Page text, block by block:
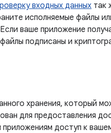
входных данных так
исполняемые файлы
ваше приложение
подписаны и
хранения, который
для предоставления
приложениям доступ к